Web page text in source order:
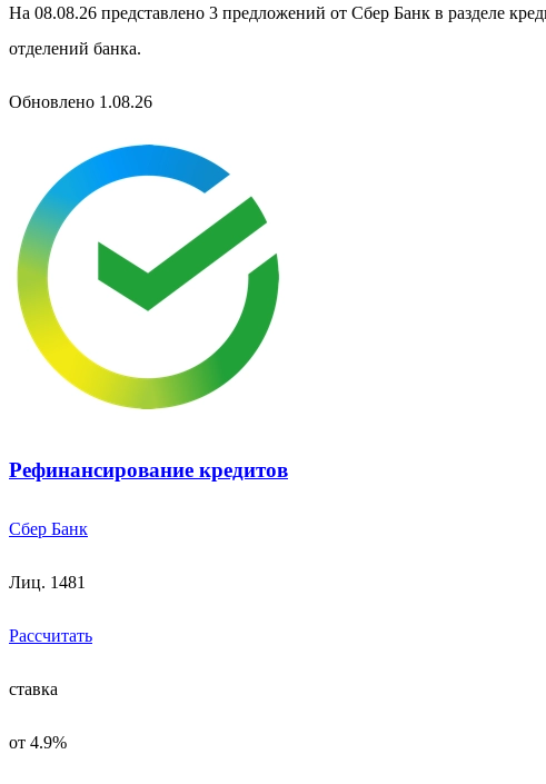
На 08.08.26 представлено 3 предложений от Сбер Банк в разделе
отделений банка.
Обновлено 1.08.26
Рефинансирование кредитов
Сбер Банк
Лиц. 1481
Рассчитать
ставка
от 4.9%